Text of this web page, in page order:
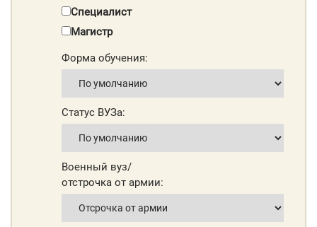
Специалист
Магистр
Форма обучения:
Статус ВУЗа:
Военный вуз/
отстрочка от армии: